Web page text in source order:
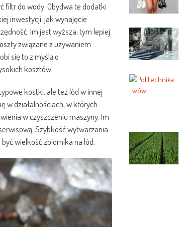
filtr do wody. Obydwa te dodatki
inwestycji, jak wynajęcie
Im jest wyższa, tym lepiej.
związane z używaniem
się to z myślą o
kosztów.
kostki, ale też lód w innej
w działalnościach, w których
w czyszczeniu maszyny. Im
Szybkość wytwarzania
wielkość zbiornika na lód.